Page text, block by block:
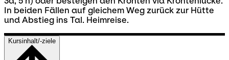
In beiden Fällen auf gleichem Weg zurück zur Hütte
und Abstieg ins Tal. Heimreise.
Kursinhalt/-ziele